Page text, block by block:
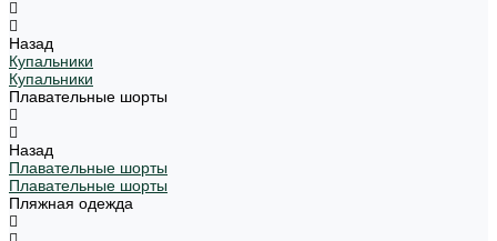
Назад
Купальники
Купальники
Плавательные шорты
Назад
Плавательные шорты
Плавательные шорты
Пляжная одежда